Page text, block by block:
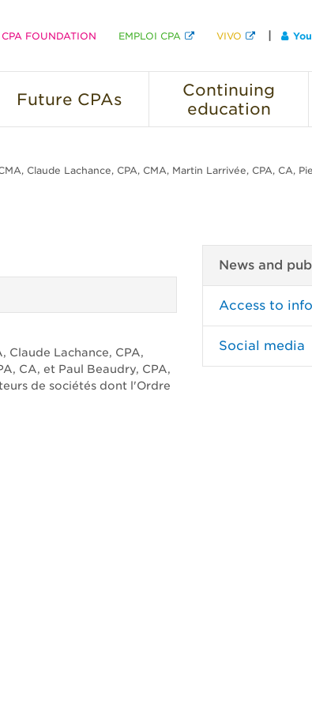
CPA FOUNDATION EMPLOI CPA VIVO
Future CPAs
Continuing
education
Claude Lachance, CPA, CMA, Martin Larrivée, CPA, CA,
Claude Lachance, CPA,
CA, et Paul Beaudry, CPA,
de sociétés dont l'Ordre
News and
Access to
Social media